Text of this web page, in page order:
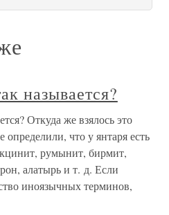
называется?
Откуда же взялось это
определили, что у янтаря есть
румынит, бирмит,
алатырь и т. д. Если
иноязычных терминов,